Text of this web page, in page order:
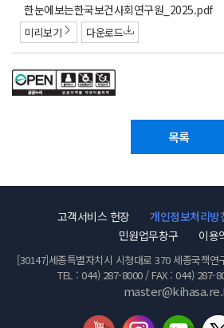
첨
부
파
한눈에보는한국보건사회연구원_2025.pdf
미리보기 다운로드
목록
고객서비스 헌장 개인정보처리방
민원업무창구
이용
[30147]세종특별자치시 시청대로 370 세종국책연
TEL : 044) 287-8000 / FAX : 044) 287-